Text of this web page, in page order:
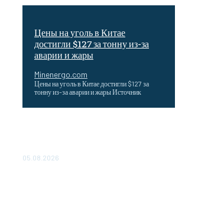
Цены на уголь в Китае
достигли $127 за тонну из-за
аварии и жары
Minenergo.com
Цены на уголь в Китае достигли $127 за
тонну из-за аварии и жары Источник
05.08.2026